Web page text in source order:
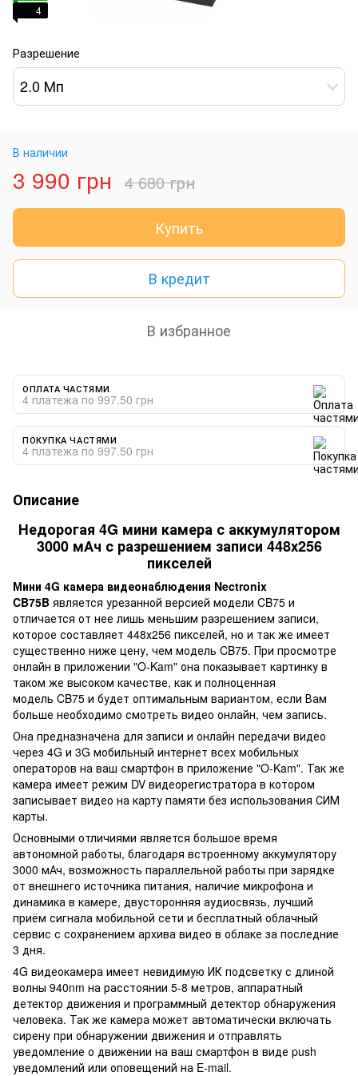
4
Разрешение
2.0 Мп
В наличии
3 990 грн 4 680 грн
Купить
В кредит
В избранное
ОПЛАТА ЧАСТЯМИ
4 платежа по 997.50 грн
ПОКУПКА ЧАСТЯМИ
4 платежа по 997.50 грн
Описание
Недорогая 4G мини камера с аккумулятором
3000 мАч с разрешением записи 448х256
пикселей
Мини 4G камера видеонаблюдения Nectronix
CB75B является урезанной версией модели CB75 и
отличается от нее лишь меньшим разрешением записи,
которое составляет 448х256 пикселей, но и так же имеет
существенно ниже цену, чем модель CB75. При просмотре
онлайн в приложении "O-Kam" она показывает картинку в
таком же высоком качестве, как и полноценная
модель CB75 и будет оптимальным вариантом, если Вам
больше необходимо смотреть видео онлайн, чем запись.
Она предназначена для записи и онлайн передачи видео
через 4G и 3G мобильный интернет всех мобильных
операторов на ваш смартфон в приложение "O-Kam". Так же
камера имеет режим DV видеорегистратора в котором
записывает видео на карту памяти без использования СИМ
карты.
Основными отличиями является большое время
автономной работы, благодаря встроенному аккумулятору
3000 мАч, возможность параллельной работы при зарядке
от внешнего источника питания, наличие микрофона и
динамика в камере, двусторонняя аудиосвязь, лучший
приём сигнала мобильной сети и бесплатный облачный
сервис с сохранением архива видео в облаке за последние
3 дня.
4G видеокамера имеет невидимую ИК подсветку с длиной
волны 940nm на расстоянии 5-8 метров, аппаратный
детектор движения и программный детектор обнаружения
человека. Так же камера может автоматически включать
сирену при обнаружении движения и отправлять
уведомление о движении на ваш смартфон в виде push
уведомлений или оповещений на E-mail.